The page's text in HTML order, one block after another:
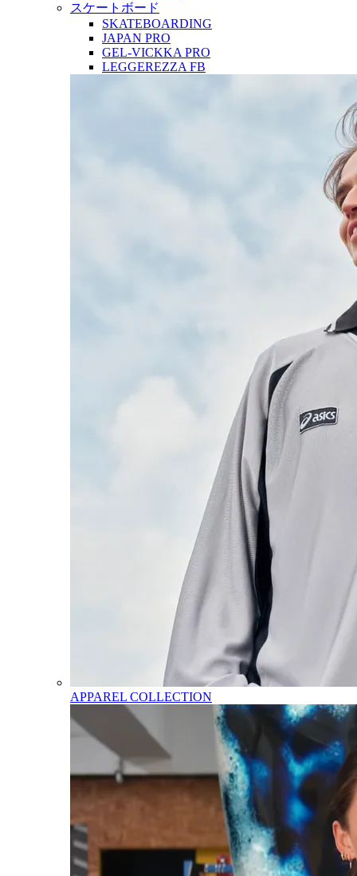
スケートボード
SKATEBOARDING
JAPAN PRO
GEL-VICKKA PRO
LEGGEREZZA FB
APPAREL COLLECTION